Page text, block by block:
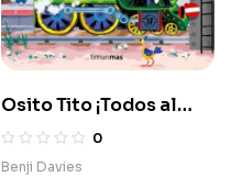
Osito Tito ¡Todos al
tren!
0
Benji Davies